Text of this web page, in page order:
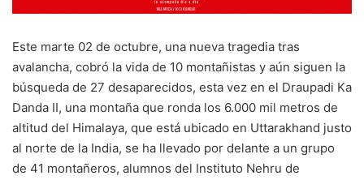
Este marte 02 de octubre, una nueva tragedia tras
avalancha, cobró la vida de 10 montañistas y aún siguen la
búsqueda de 27 desaparecidos, esta vez en el Draupadi Ka
Danda II, una montaña que ronda los 6.000 mil metros de
altitud del Himalaya, que está ubicado en Uttarakhand justo
al norte de la India, se ha llevado por delante a un grupo
de 41 montañeros, alumnos del Instituto Nehru de